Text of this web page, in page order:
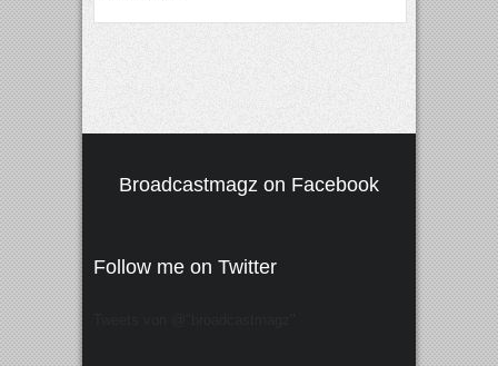
Broadcastmagz on Facebook
Follow me on Twitter